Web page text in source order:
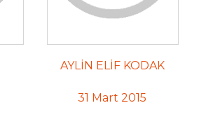
AYLİN ELİF KODAK
31 Mart 2015